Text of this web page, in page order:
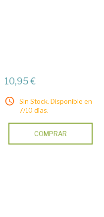
10,95 €
Sin Stock. Disponible en
7/10 días.
COMPRAR